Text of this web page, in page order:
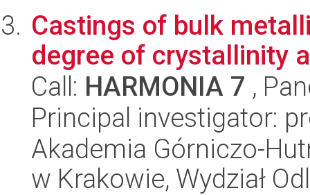
Castings of bulk
degree of crystallinity
Call: HARMONIA 7 ,
Principal investigator:
Akademia Górniczo-
w Krakowie, Wydział